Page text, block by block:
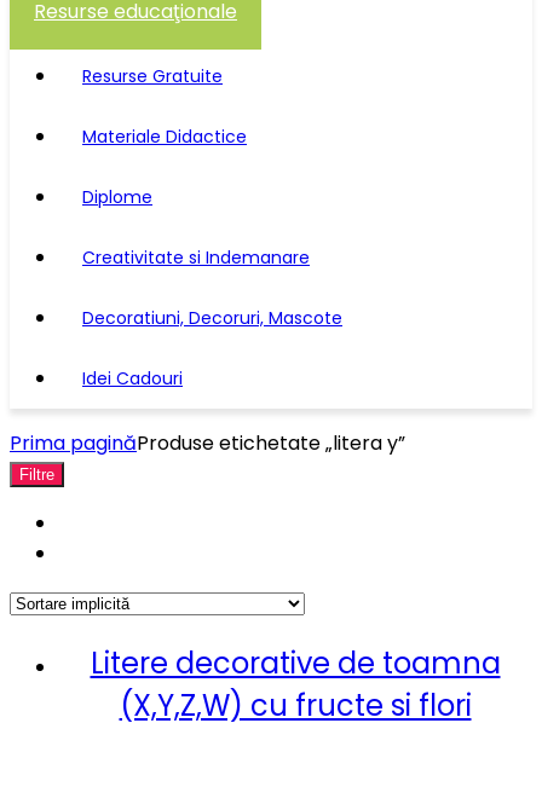
Resurse educaţionale
Resurse Gratuite
Materiale Didactice
Diplome
Creativitate si Indemanare
Decoratiuni, Decoruri, Mascote
Idei Cadouri
Prima paginăProduse etichetate „litera y”
Filtre
Litere decorative de toamna
(X,Y,Z,W) cu fructe si flori